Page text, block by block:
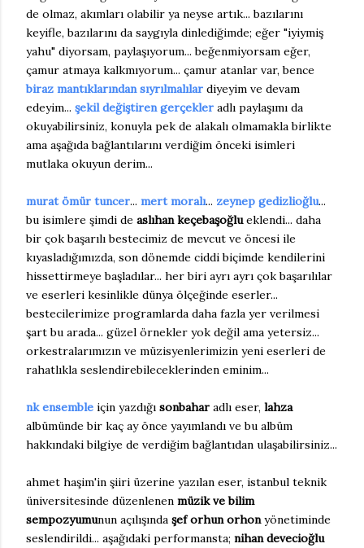
de olmaz, akımları olabilir ya neyse artık... bazılarını
keyifle, bazılarını da saygıyla dinlediğimde; eğer "iyiymiş
yahu" diyorsam, paylaşıyorum... beğenmiyorsam eğer,
çamur atmaya kalkmıyorum... çamur atanlar var, bence
biraz mantıklarından sıyrılmalılar diyeyim ve devam
edeyim... şekil değiştiren gerçekler adlı paylaşımı da
okuyabilirsiniz, konuyla pek de alakalı olmamakla birlikte
ama aşağıda bağlantılarını verdiğim önceki isimleri
mutlaka okuyun derim...
murat ömür tuncer... mert moralı... zeynep gedizlioğlu...
bu isimlere şimdi de aslıhan keçebaşoğlueklendi... daha
bir çok başarılı bestecimiz de mevcut ve öncesi ile
kıyasladığımızda, son dönemde ciddi biçimde kendilerini
hissettirmeye başladılar... her biri ayrı ayrı çok başarılılar
ve eserleri kesinlikle dünya ölçeğinde eserler...
bestecilerimize programlarda daha fazla yer verilmesi
şart bu arada... güzel örnekler yok değil ama yetersiz...
orkestralarımızın ve müzisyenlerimizin yeni eserleri de
rahatlıkla seslendirebileceklerinden eminim...
nk ensemble için yazdığı sonbahar adlı eser, lahza
albümünde bir kaç ay önce yayımlandı ve bu albüm
hakkındaki bilgiye de verdiğim bağlantıdan ulaşabilirsiniz...
ahmet haşim'in şiiri üzerine yazılan eser, istanbul teknik
üniversitesinde düzenlenen müzik ve bilim
sempozyumunun açılışında şef orhun orhonyönetiminde
seslendirildi... aşağıdaki performansta; nihan devecioğlu